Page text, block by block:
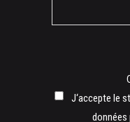
J‘accepte le
données